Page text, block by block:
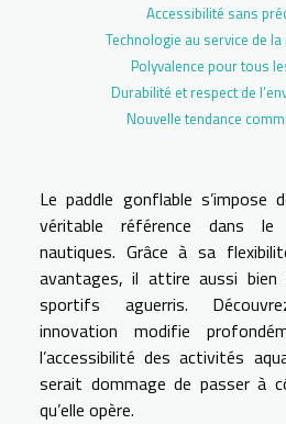
Accessibilité sans
Technologie au service de
Polyvalence pour tous
Durabilité et respect de
Nouvelle tendance
Le paddle gonflable s’impose
véritable référence dans
nautiques. Grâce à sa
avantages, il attire aussi bien
sportifs aguerris.
innovation modifie
l’accessibilité des activités
serait dommage de passer à
qu’elle opère.